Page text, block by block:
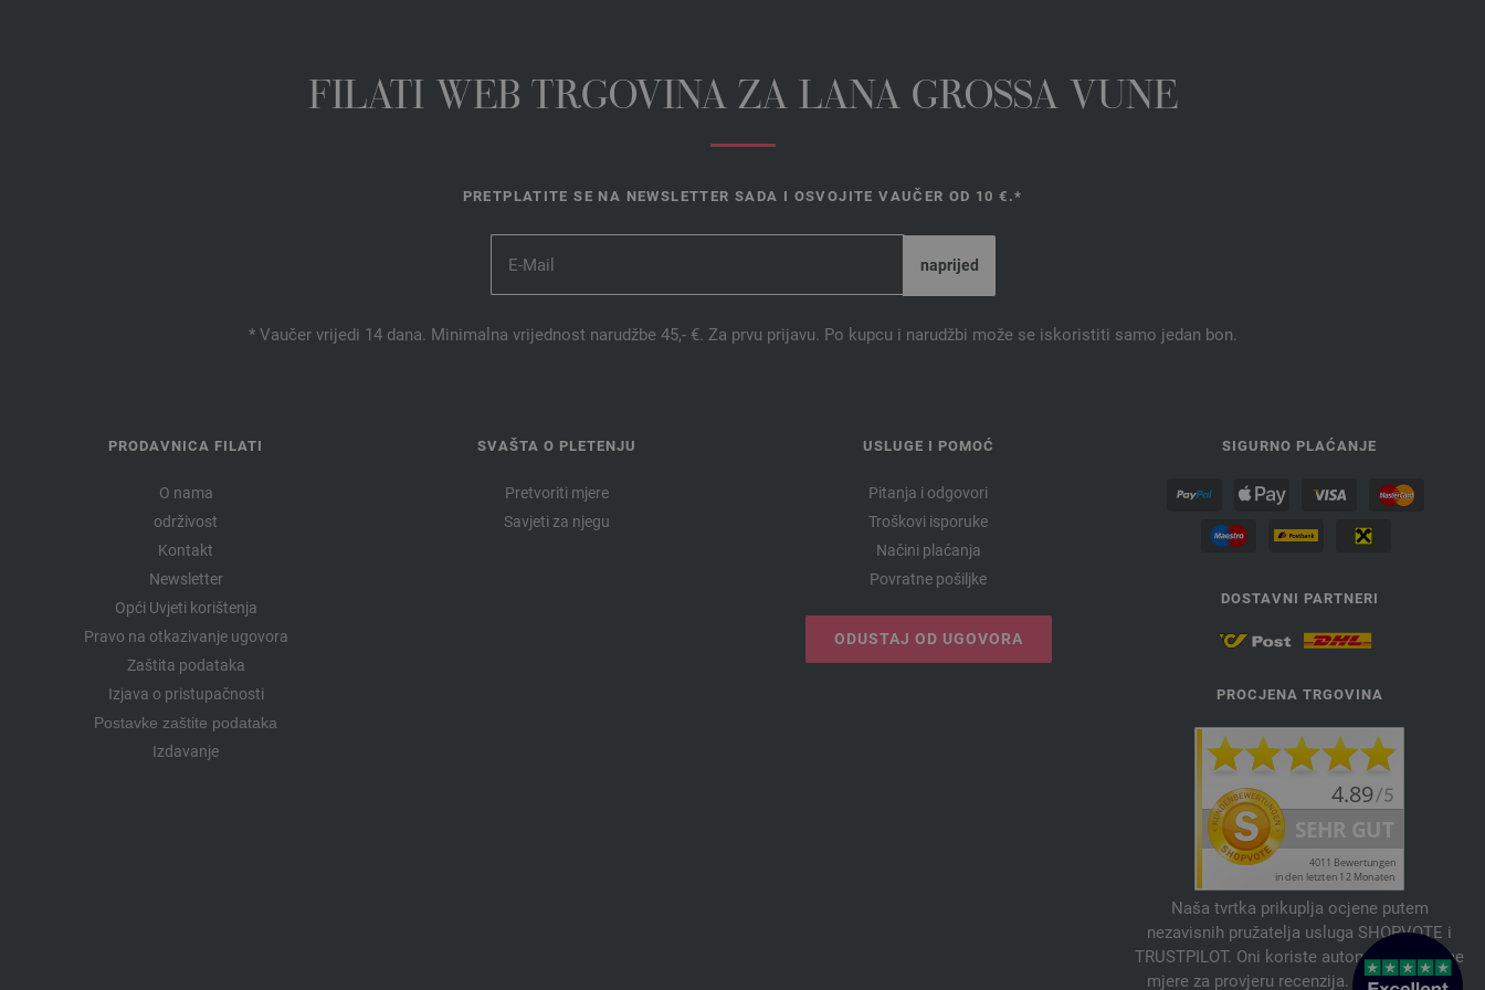
FILATI WEB TRGOVINA ZA LANA GROSSA VUNE
PRETPLATITE SE NA NEWSLETTER SADA I OSVOJITE VAUČER OD 10 €.*
* Vaučer vrijedi 14 dana. Minimalna vrijednost narudžbe 45,- €. Za prvu prijavu. Po kupcu i narudžbi može se iskoristiti samo jedan bon.
PRODAVNICA FILATI
O nama
održivost
Kontakt
Newsletter
Opći Uvjeti korištenja
Pravo na otkazivanje ugovora
Zaštita podataka
Izjava o pristupačnosti
Postavke zaštite podataka
Izdavanje
SVAŠTA O PLETENJU
Pretvoriti mjere
Savjeti za njegu
USLUGE I POMOĆ
Pitanja i odgovori
Troškovi isporuke
Načini plaćanja
Povratne pošiljke
ODUSTAJ OD UGOVORA
SIGURNO PLAĆANJE
DOSTAVNI PARTNERI
PROCJENA TRGOVINA
Naša tvrtka prikuplja ocjene putem
nezavisnih pružatelja usluga SHOPVOTE i
TRUSTPILOT. Oni koriste automatske i ručne
mjere za provjeru recenzija. Informacije o